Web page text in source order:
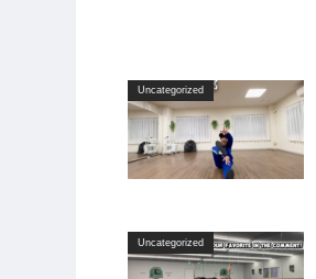
Uncategorized
Uncategorized